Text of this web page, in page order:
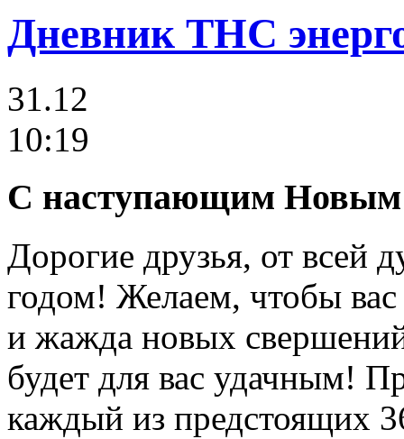
Дневник ТНС
31.12
10:19
C наступающим Новым
Дорогие друзья, от всей
годом! Желаем, чтобы вас
и жажда новых
будет для вас удачным!
каждый из предстоящих